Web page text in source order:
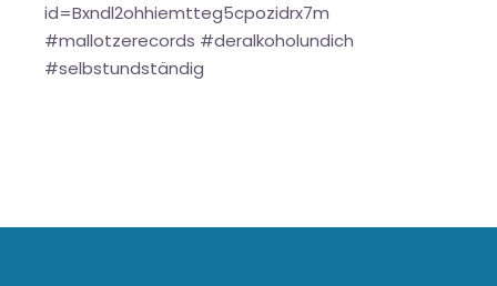
id=Bxndl2ohhiemtteg5cpozidrx7m
#mallotzerecords #deralkoholundich
#selbstundständig